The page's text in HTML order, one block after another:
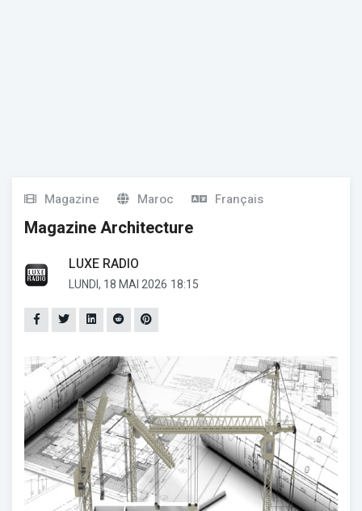
Magazine Maroc Français
Magazine Architecture
LUXE RADIO
LUNDI, 18 MAI 2026 18:15